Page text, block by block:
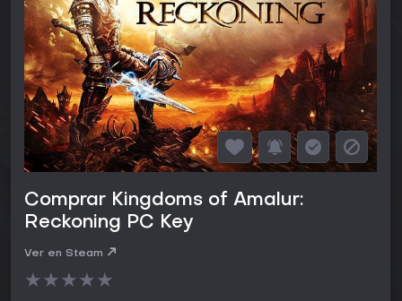
Comprar Kingdoms of Amalur:
Reckoning PC Key
Ver en Steam
★★★★★